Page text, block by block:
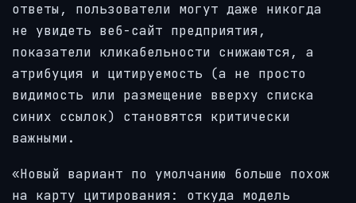
ответы, пользователи могут даже никогда
не увидеть веб-сайт предприятия,
показатели кликабельности снижаются, а
атрибуция и цитируемость (а не просто
видимость или размещение вверху списка
синих ссылок) становятся критически
важными.
«Новый вариант по умолчанию больше похож
на карту цитирования: откуда модель